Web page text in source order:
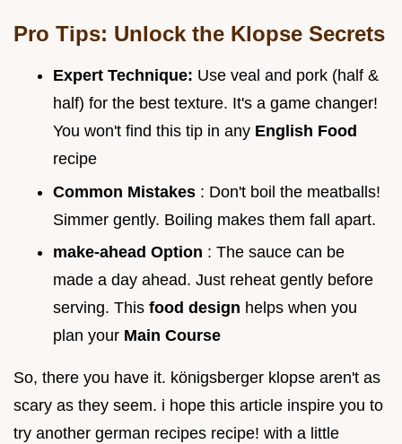
Pro Tips: Unlock the Klopse Secrets
Expert Technique: Use veal and pork (half &
half) for the best texture. It's a game changer!
You won't find this tip in any English Food
recipe
Common Mistakes : Don't boil the meatballs!
Simmer gently. Boiling makes them fall apart.
make-ahead Option : The sauce can be
made a day ahead. Just reheat gently before
serving. This food design helps when you
plan your Main Course
So, there you have it. königsberger klopse aren't as
scary as they seem. i hope this article inspire you to
try another german recipes recipe! with a little